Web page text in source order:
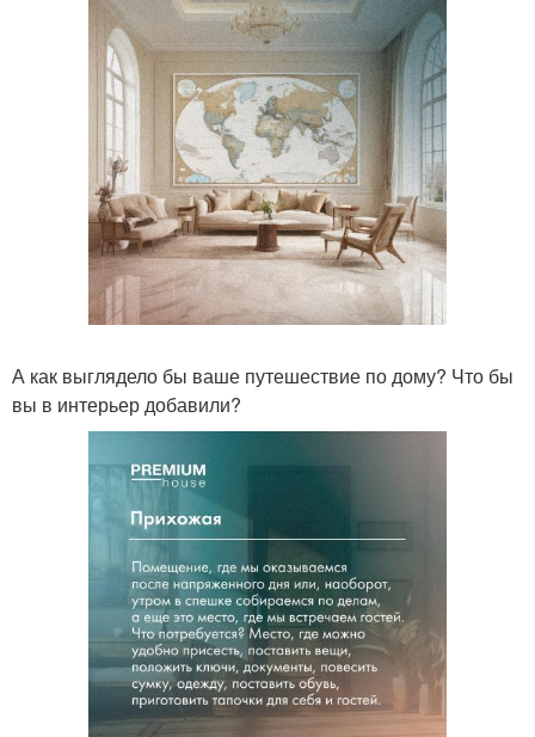
А как выглядело бы ваше путешествие по дому? Что бы
вы в интерьер добавили?